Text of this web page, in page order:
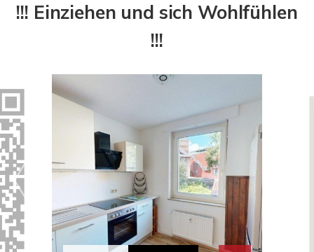
!!! Einziehen und sich Wohlfühlen
!!!